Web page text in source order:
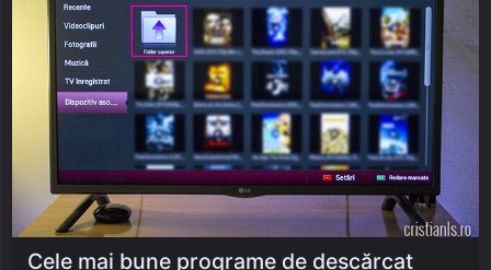
Cele mai bune programe de descărcat